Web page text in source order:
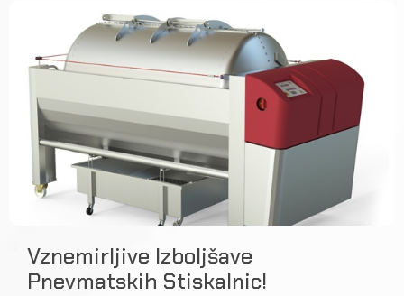
Vznemirljive Izboljšave
Pnevmatskih Stiskalnic!